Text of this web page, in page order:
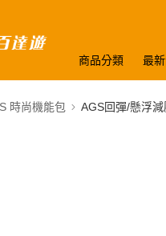
商品分類 最
時尚機能包 AGS回彈/懸浮